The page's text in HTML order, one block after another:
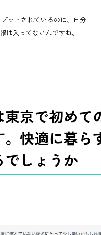
ットされているのに、自分
は入ってないんですね。
京で初めて
快適に暮ら
しょうか